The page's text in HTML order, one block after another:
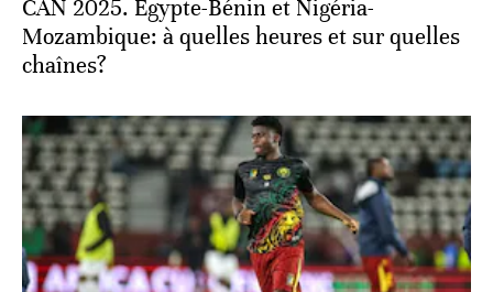
CAN 2025. Egypte-Bénin et Nigéria-
Mozambique: à quelles heures et sur quelles
chaînes?